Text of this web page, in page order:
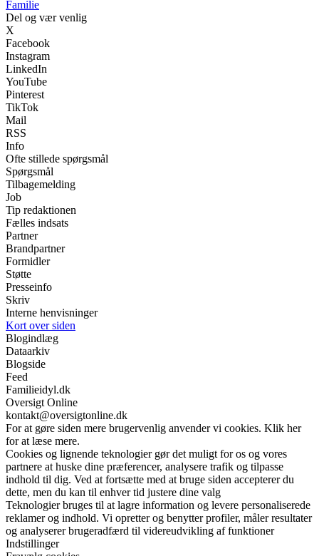
Familie
Del og vær venlig
X
Facebook
Instagram
LinkedIn
YouTube
Pinterest
TikTok
Mail
RSS
Info
Ofte stillede spørgsmål
Spørgsmål
Tilbagemelding
Job
Tip redaktionen
Fælles indsats
Partner
Brandpartner
Formidler
Støtte
Presseinfo
Skriv
Interne henvisninger
Kort over siden
Blogindlæg
Dataarkiv
Blogside
Feed
Familieidyl.dk
Oversigt Online
kontakt@oversigtonline.dk
For at gøre siden mere brugervenlig anvender vi cookies. Klik her
for at læse mere.
Cookies og lignende teknologier gør det muligt for os og vores
partnere at huske dine præferencer, analysere trafik og tilpasse
indhold til dig. Ved at fortsætte med at bruge siden accepterer du
dette, men du kan til enhver tid justere dine valg
Teknologier bruges til at lagre information og levere personaliserede
reklamer og indhold. Vi opretter og benytter profiler, måler resultater
og analyserer brugeradfærd til videreudvikling af funktioner
Indstillinger